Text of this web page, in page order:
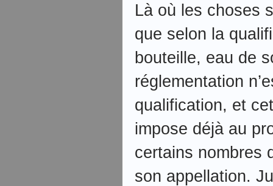
Là où les choses
que selon la
bouteille, eau de
réglementation
qualification, et
impose déjà au
certains nombres
son appellation.